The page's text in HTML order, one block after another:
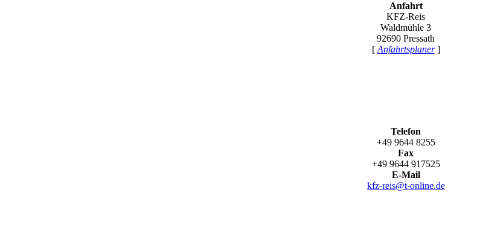
Anfahrt
KFZ-Reis
Waldmühle 3
92690 Pressath
[ Anfahrtsplaner]
Telefon
+49 9644 8255
Fax
+49 9644 917525
E-Mail
kfz-reis@t-online.de